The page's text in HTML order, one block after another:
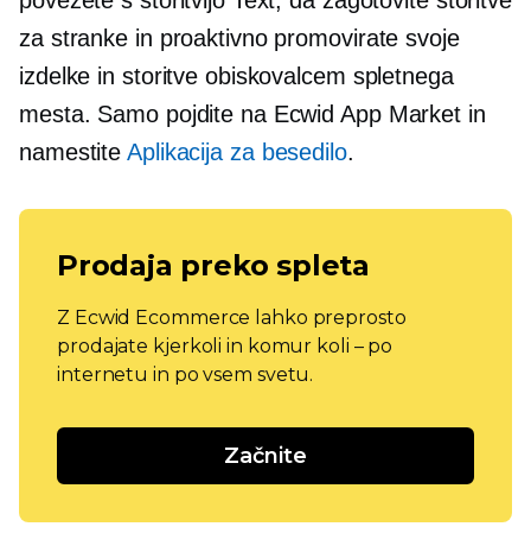
za stranke in proaktivno promovirate svoje
izdelke in storitve obiskovalcem spletnega
mesta. Samo pojdite na Ecwid App Market in
namestiteAplikacija za besedilo.
Prodaja preko spleta
Z Ecwid Ecommerce lahko preprosto
prodajate kjerkoli in komur koli – po
internetu in po vsem svetu.
Začnite